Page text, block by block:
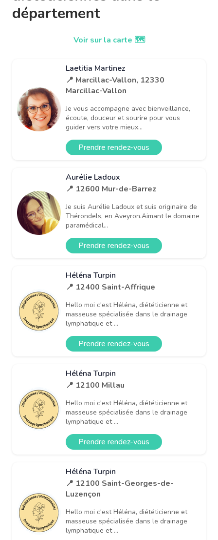
département
Voir sur la carte 🗺️
Laetitia Martinez
📍 Marcillac-Vallon, 12330
Marcillac-Vallon
Je vous accompagne avec bienveillance,
écoute, douceur et sourire pour vous
guider vers votre mieux...
Prendre rendez-vous
Aurélie Ladoux
📍 12600 Mur-de-Barrez
Je suis Aurélie Ladoux et suis originaire de
Thérondels, en Aveyron.Aimant le domaine
paramédical...
Prendre rendez-vous
Héléna Turpin
📍 12400 Saint-Affrique
Hello moi c'est Héléna, diététicienne et
masseuse spécialisée dans le drainage
lymphatique et ...
Prendre rendez-vous
Héléna Turpin
📍 12100 Millau
Hello moi c'est Héléna, diététicienne et
masseuse spécialisée dans le drainage
lymphatique et ...
Prendre rendez-vous
Héléna Turpin
📍 12100 Saint-Georges-de-
Luzençon
Hello moi c'est Héléna, diététicienne et
masseuse spécialisée dans le drainage
lymphatique et ...